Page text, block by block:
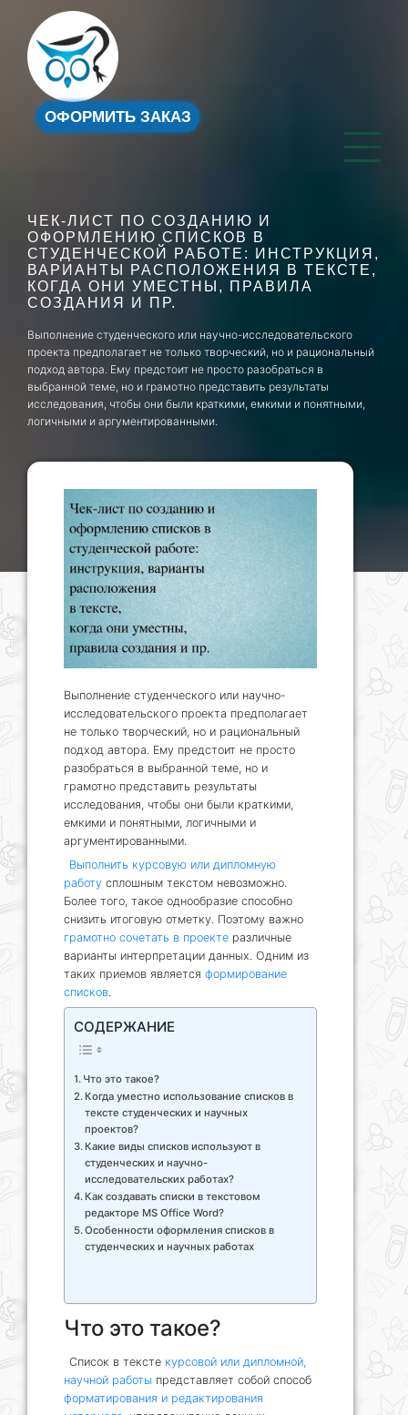
ОФОРМИТЬ ЗАКАЗ
ЧЕК-ЛИСТ ПО СОЗДАНИЮ И
ОФОРМЛЕНИЮ СПИСКОВ В
СТУДЕНЧЕСКОЙ РАБОТЕ: ИНСТРУКЦИЯ,
ВАРИАНТЫ РАСПОЛОЖЕНИЯ В ТЕКСТЕ,
КОГДА ОНИ УМЕСТНЫ, ПРАВИЛА
СОЗДАНИЯ И ПР.
Выполнение студенческого или научно-исследовательского
проекта предполагает не только творческий, но и рациональный
подход автора. Ему предстоит не просто разобраться в
выбранной теме, но и грамотно представить результаты
исследования, чтобы они были краткими, емкими и понятными,
логичными и аргументированными.
Выполнение студенческого или научно-
исследовательского проекта предполагает
не только творческий, но и рациональный
подход автора. Ему предстоит не просто
разобраться в выбранной теме, но и
грамотно представить результаты
исследования, чтобы они были краткими,
емкими и понятными, логичными и
аргументированными.
Выполнить курсовую или дипломную
работу сплошным текстом невозможно.
Более того, такое однообразие способно
снизить итоговую отметку. Поэтому важно
грамотно сочетать в проекте различные
варианты интерпретации данных. Одним из
таких приемов является формирование
списков.
СОДЕРЖАНИЕ
Что это такое?
Когда уместно использование списков в
тексте студенческих и научных
проектов?
Какие виды списков используют в
студенческих и научно-
исследовательских работах?
Как создавать списки в текстовом
редакторе MS Office Word?
Особенности оформления списков в
студенческих и научных работах
Что это такое?
Список в тексте курсовой или дипломной,
научной работы представляет собой способ
форматирования и редактирования